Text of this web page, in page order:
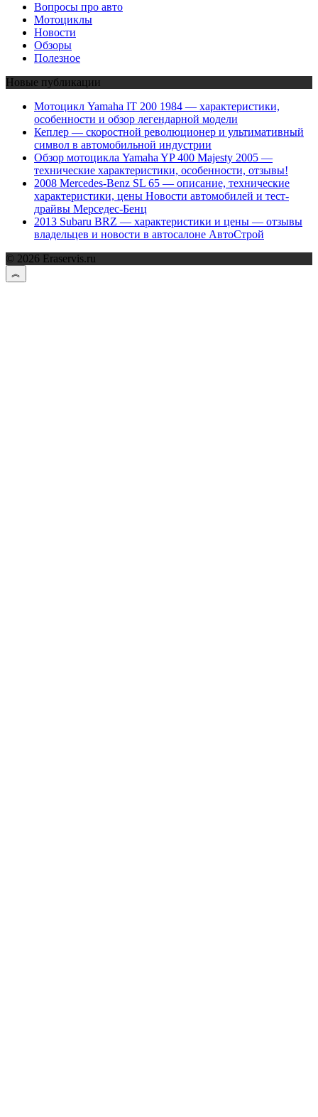
Вопросы про авто
Мотоциклы
Новости
Обзоры
Полезное
Новые публикации
Мотоцикл Yamaha IT 200 1984 — характеристики,
особенности и обзор легендарной модели
Кеплер — скоростной революционер и ультимативный
символ в автомобильной индустрии
Обзор мотоцикла Yamaha YP 400 Majesty 2005 —
технические характеристики, особенности, отзывы!
2008 Mercedes-Benz SL 65 — описание, технические
характеристики, цены Новости автомобилей и тест-
драйвы Мерседес-Бенц
2013 Subaru BRZ — характеристики и цены — отзывы
владельцев и новости в автосалоне АвтоСтрой
© 2026 Eraservis.ru